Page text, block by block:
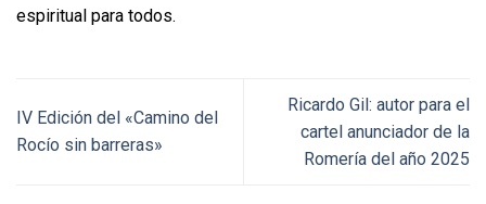
espiritual para todos.
IV Edición del «Camino del
Rocío sin barreras»
Ricardo Gil: autor para el
cartel anunciador de la
Romería del año 2025